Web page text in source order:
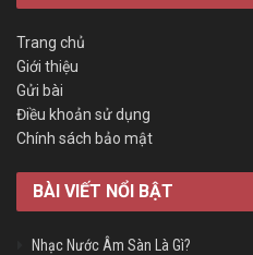
Trang chủ
Giới thiệu
Gửi bài
Điều khoản sử dụng
Chính sách bảo mật
BÀI VIẾT NỔI BẬT
Nhạc Nước Âm Sàn Là Gì?